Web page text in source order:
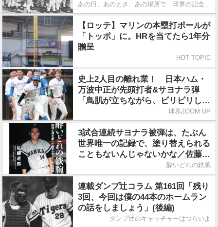
あの日、あのとき、あの場所で 球界の記念日にタイムスリップ
【ロッテ】マリンの本塁打ポールが
「トッポ」に。HRを当てたら1年分
贈呈
HOT TOPIC
史上2人目の離れ業！ 日本ハム・
万波中正が先頭打者&サヨナラ弾
「鳥肌が立ちながら、ビリビリしな
球界ZOOM UP
3試合連続サヨナラ被弾は、たぶん
世界唯一の記録で、塗り替えられる
こともないんじゃないかな／佐藤道
酔いどれの鉄腕
連載ダンプ辻コラム 第161回「残り
3回、今回は僕の44本のホームラン
の話をしましょう」(後編)
ダンプ辻のキャッチャーはつらいよ